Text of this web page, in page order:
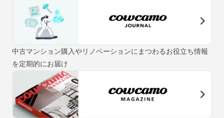
中古マンション購入やリノベーションにまつわるお役立ち情報
を定期的にお届け